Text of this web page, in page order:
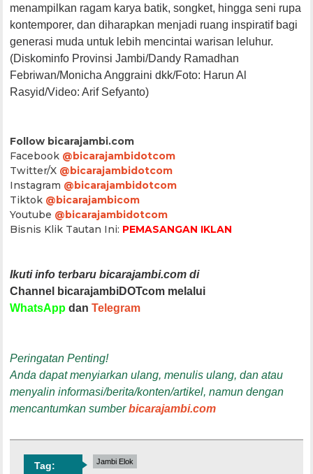
menampilkan ragam karya batik, songket, hingga seni rupa
kontemporer, dan diharapkan menjadi ruang inspiratif bagi
generasi muda untuk lebih mencintai warisan leluhur.
(Diskominfo Provinsi Jambi/Dandy Ramadhan
Febriwan/Monicha Anggraini dkk/Foto: Harun Al
Rasyid/Video: Arif Sefyanto)
Follow bicarajambi.com
Facebook @bicarajambidotcom
Twitter/X @bicarajambidotcom
Instagram @bicarajambidotcom
Tiktok @bicarajambicom
Youtube @bicarajambidotcom
Bisnis Klik Tautan Ini: PEMASANGAN IKLAN
Ikuti info terbaru bicarajambi.com di
Channel bicarajambiDOTcom melalui
WhatsApp danTelegram
Peringatan Penting!
Anda dapat menyiarkan ulang, menulis ulang, dan atau
menyalin informasi/berita/konten/artikel, namun dengan
mencantumkan sumberbicarajambi.com
Tag: Jambi Elok